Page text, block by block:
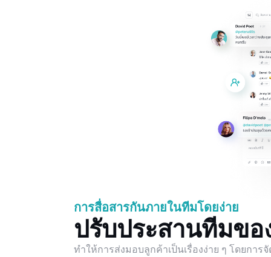
การสื่อสารกันภายในทีมโดยง่าย
ปรับประสานทีมข
ทำให้การส่งมอบลูกค้าเป็นเรื่องง่าย ๆ โดยกา